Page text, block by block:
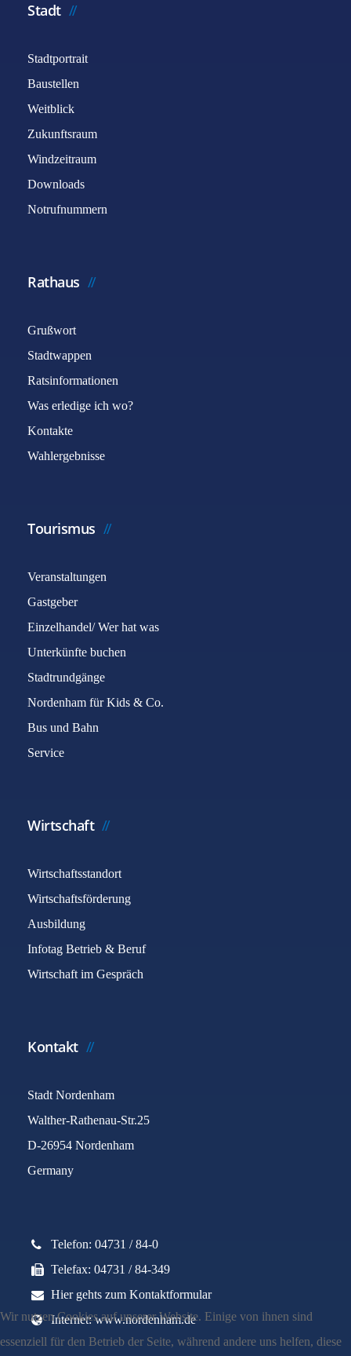
Stadt
Stadtportrait
Baustellen
Weitblick
Zukunftsraum
Windzeitraum
Downloads
Notrufnummern
Rathaus
Grußwort
Stadtwappen
Ratsinformationen
Was erledige ich wo?
Kontakte
Wahlergebnisse
Tourismus
Veranstaltungen
Gastgeber
Einzelhandel/ Wer hat was
Unterkünfte buchen
Stadtrundgänge
Nordenham für Kids & Co.
Bus und Bahn
Service
Wirtschaft
Wirtschaftsstandort
Wirtschaftsförderung
Ausbildung
Infotag Betrieb & Beruf
Wirtschaft im Gespräch
Kontakt
Stadt Nordenham
Walther-Rathenau-Str.25
D-26954 Nordenham
Germany
Telefon: 04731 / 84-0
Telefax: 04731 / 84-349
Hier gehts zum Kontaktformular
Internet: www.nordenham.de
Wir nutzen Cookies auf unserer Website. Einige von ihnen sind
essenziell für den Betrieb der Seite, während andere uns helfen, diese